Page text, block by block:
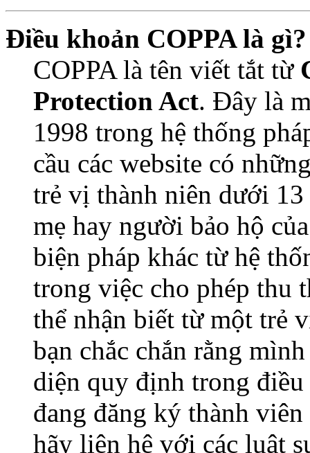
Điều khoản COPPA là gì?
COPPA là tên viết tắt từ
Protection Act. Đây là
1998 trong hệ thống
cầu các website có
trẻ vị thành niên dưới
mẹ hay người bảo hộ
biện pháp khác từ hệ
trong việc cho phép thu
thể nhận biết từ một trẻ
bạn chắc chắn rằng
diện quy định trong điều
đang đăng ký thành
hãy liên hệ với các luật